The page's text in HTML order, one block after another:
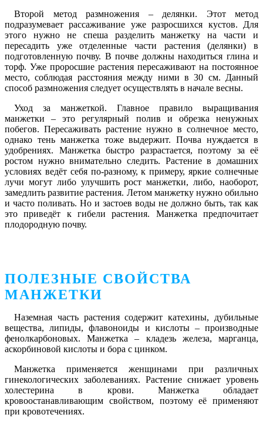
Второй метод размножения – делянки. Этот метод
подразумевает рассаживание уже разросшихся кустов. Для
этого нужно не спеша разделить манжетку на части и
пересадить уже отделенные части растения (делянки) в
подготовленную почву. В почве должны находиться глина и
торф. Уже проросшие растения пересаживают на постоянное
место, соблюдая расстояния между ними в 30 см. Данный
способ размножения следует осуществлять в начале весны.
Уход за манжеткой. Главное правило выращивания
манжетки – это регулярный полив и обрезка ненужных
побегов. Пересаживать растение нужно в солнечное место,
однако тень манжетка тоже выдержит. Почва нуждается в
удобрениях. Манжетка быстро разрастается, поэтому за её
ростом нужно внимательно следить. Растение в домашних
условиях ведёт себя по-разному, к примеру, яркие солнечные
лучи могут либо улучшить рост манжетки, либо, наоборот,
замедлить развитие растения. Летом манжетку нужно обильно
и часто поливать. Но и застоев воды не должно быть, так как
это приведёт к гибели растения. Манжетка предпочитает
плодородную почву.
ПОЛЕЗНЫЕ СВОЙСТВА
МАНЖЕТКИ
Наземная часть растения содержит катехины, дубильные
вещества, липиды, флавоноиды и кислоты – производные
фенолкарбоновых. Манжетка – кладезь железа, марганца,
аскорбиновой кислоты и бора с цинком.
Манжетка применяется женщинами при различных
гинекологических заболеваниях. Растение снижает уровень
холестерина в крови. Манжетка обладает
кровоостанавливающим свойством, поэтому её применяют
при кровотечениях.